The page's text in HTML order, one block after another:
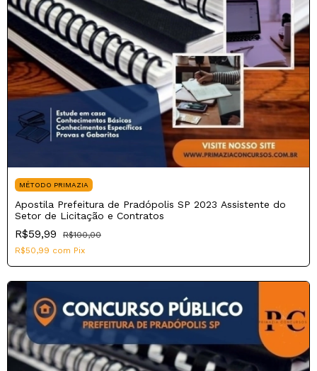
MÉTODO PRIMAZIA
Apostila Prefeitura de Pradópolis SP 2023 Assistente do
Setor de Licitação e Contratos
R$59,99
R$100,00
R$50,99 com Pix